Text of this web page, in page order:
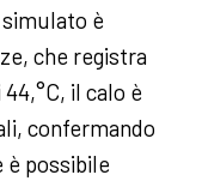
è
che registra
il calo è
confermando
possibile